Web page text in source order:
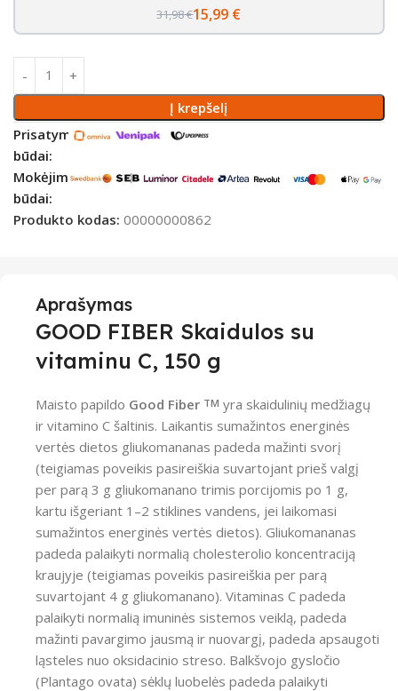
31,98 €15,99 €
Į krepšelį
Prisatymo
būdai:
Mokėjimo
būdai:
Produkto kodas: 00000000862
Aprašymas
GOOD FIBER Skaidulos su
vitaminu C, 150 g
Maisto papildo Good Fiber TM yra skaidulinių medžiagų
ir vitamino C šaltinis. Laikantis sumažintos energinės
vertės dietos gliukomananas padeda mažinti svorį
(teigiamas poveikis pasireiškia suvartojant prieš valgį
per parą 3 g gliukomanano trimis porcijomis po 1 g,
kartu išgeriant 1–2 stiklines vandens, jei laikomasi
sumažintos energinės vertės dietos). Gliukomananas
padeda palaikyti normalią cholesterolio koncentraciją
kraujyje (teigiamas poveikis pasireiškia per parą
suvartojant 4 g gliukomanano). Vitaminas C padeda
palaikyti normalią imuninės sistemos veiklą, padeda
mažinti pavargimo jausmą ir nuovargį, padeda apsaugoti
ląsteles nuo oksidacinio streso. Balkšvojo gysločio
(Plantago ovata) sėklų luobelės padeda palaikyti